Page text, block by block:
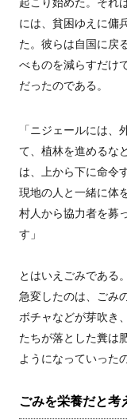
起こり始めた。それ
には、貧困ゆえに傭
た。彼らは自国に戻
べものを減らすだけ
だったのである。
「ニジェールには、
て、植林を進めるな
は、上から下に命令
現地の人と一緒に体
村人から協力者を募
す」
とはいえごみである
急変したのは、ごみ
ボチャなどが芽吹き
たちが落とした糞は
ようになっていった
ごみを栄養だと考